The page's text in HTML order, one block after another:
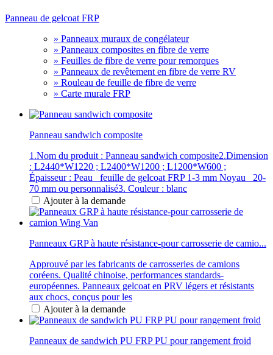
Panneau de gelcoat FRP
» Panneaux muraux de congélateur
» Panneaux composites en fibre de verre
» Feuilles de fibre de verre pour remorques
» Panneaux de revêtement en fibre de verre RV
» Rouleau de feuille de fibre de verre
» Carte murale FRP
Panneau sandwich composite
1.Nom du produit : Panneau sandwich composite2.Dimension
: L2440*W1220 ; L2400*W1200 ; L1200*W600 ;
Épaisseur : Peau _feuille de gelcoat FRP 1-3 mm Noyau _20-
70 mm ou personnalisé3. Couleur : blanc
Ajouter à la demande
Panneaux GRP à haute résistance-pour carrosserie de camio...
Approuvé par les fabricants de carrosseries de camions
coréens. Qualité chinoise, performances standards-
européennes. Panneaux gelcoat en PRV légers et résistants
aux chocs, conçus pour les
Ajouter à la demande
Panneaux de sandwich PU FRP PU pour rangement froid